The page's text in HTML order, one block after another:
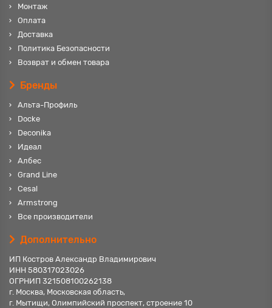
Монтаж
Оплата
Доставка
Политика Безопасности
Возврат и обмен товара
Бренды
Альта-Профиль
Docke
Deconika
Идеал
Албес
Grand Line
Cesal
Armstrong
Все производители
Дополнительно
ИП Костров Александр Владимирович
ИНН 580317023026
ОГРНИП 321508100262138
г. Москва, Московская область,
г. Мытищи, Олимпийский проспект, строение 10